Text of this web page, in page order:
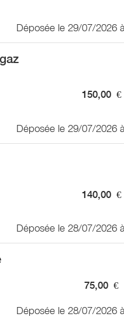
Déposée le 29/07/2026
150,00 €
Déposée le 29/07/2026
140,00 €
Déposée le 28/07/2026
75,00 €
Déposée le 28/07/2026